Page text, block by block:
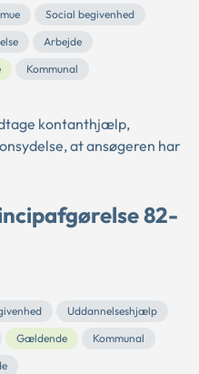
Social begivenhed
Arbejde
Kommunal
kontanthjælp,
at ansøgeren har
82-
Uddannelseshjælp
Gældende
Kommunal